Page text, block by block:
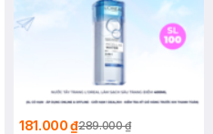
181.000 ₫289.000 ₫